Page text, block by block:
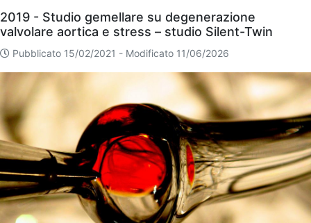
Eventi
2019 - Studio gemellare su degenerazione
valvolare aortica e stress – studio Silent-Twin
Pubblicato 15/02/2021 - Modificato 11/06/2026